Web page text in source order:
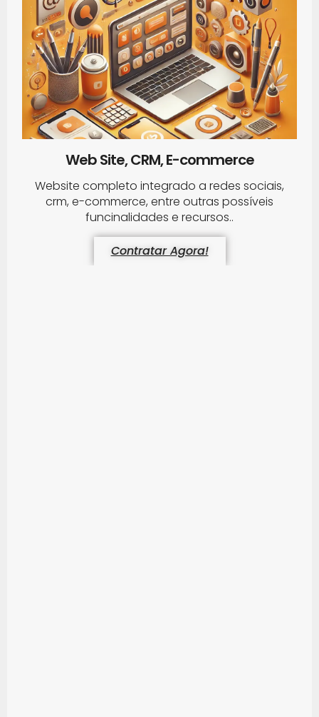
Web Site, CRM, E-commerce
Website completo integrado a redes sociais,
crm, e-commerce, entre outras possíveis
funcinalidades e recursos..
Contratar Agora!